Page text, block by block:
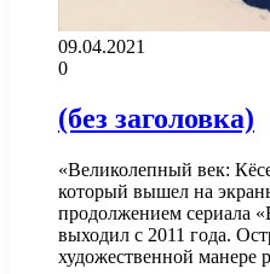
09.04.2021
0
(без заголовка)
«Великолепный век:
который вышел на
продолжением сериала
выходил с 2011 года.
художественной манере